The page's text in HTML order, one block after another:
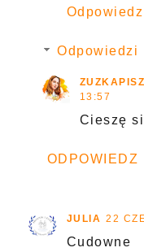
Odpowiedz
Odpowiedzi
13:57
Cieszę
ODPOWIEDZ
JULIA 22